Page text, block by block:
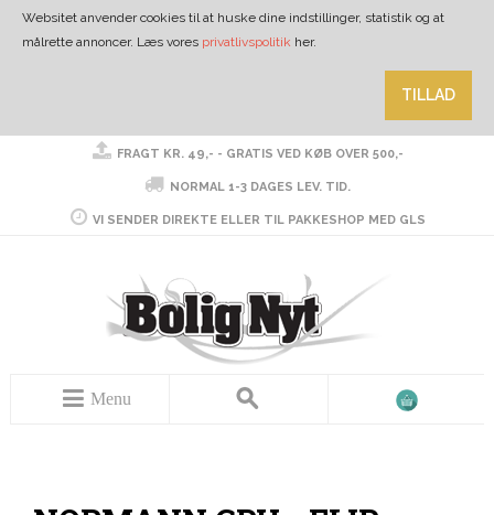
Websitet anvender cookies til at huske dine indstillinger, statistik og at
målrette annoncer. Læs vores privatlivspolitik her.
TILLAD
FRAGT KR. 49,- - GRATIS VED KØB OVER 500,-
NORMAL 1-3 DAGES LEV. TID.
VI SENDER DIREKTE ELLER TIL PAKKESHOP MED GLS
Menu